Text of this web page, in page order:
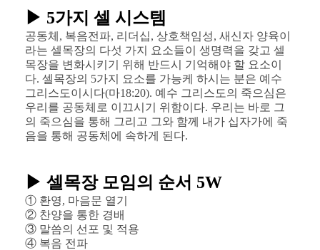
▶ 5가지 셀 시스템
공동체, 복음전파, 리더십, 상호책임성, 새신자 양육이
라는 셀목장의 다섯 가지 요소들이 생명력을 갖고 셀
목장을 변화시키기 위해 반드시 기억해야 할 요소이
다. 셀목장의 5가지 요소를 가능케 하시는 분은 예수
그리스도이시다(마18:20). 예수 그리스도의 죽으심은
우리를 공동체로 이끄시기 위함이다. 우리는 바로 그
의 죽으심을 통해 그리고 그와 함께 내가 십자가에 죽
음을 통해 공동체에 속하게 된다.
▶ 셀목장 모임의 순서 5W
① 환영, 마음문 열기
② 찬양을 통한 경배
③ 말씀의 선포 및 적용
④ 복음 전파